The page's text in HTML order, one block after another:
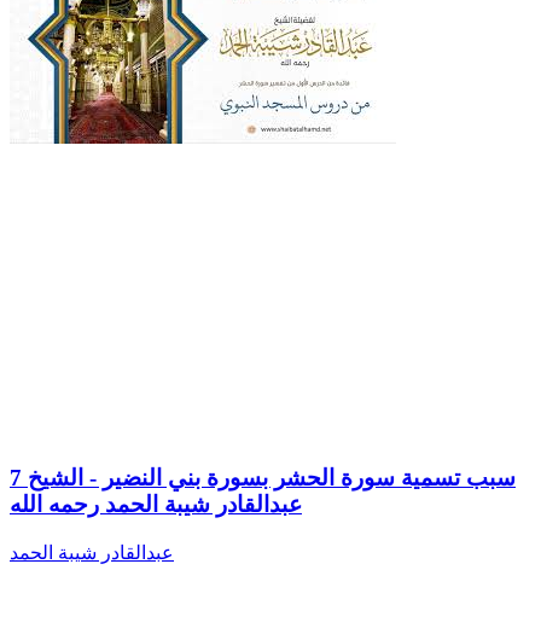
7 سبب تسمية سورة الحشر بسورة بني النضير - الشيخ
عبدالقادر شيبة الحمد رحمه الله
عبدالقادر شيبة الحمد